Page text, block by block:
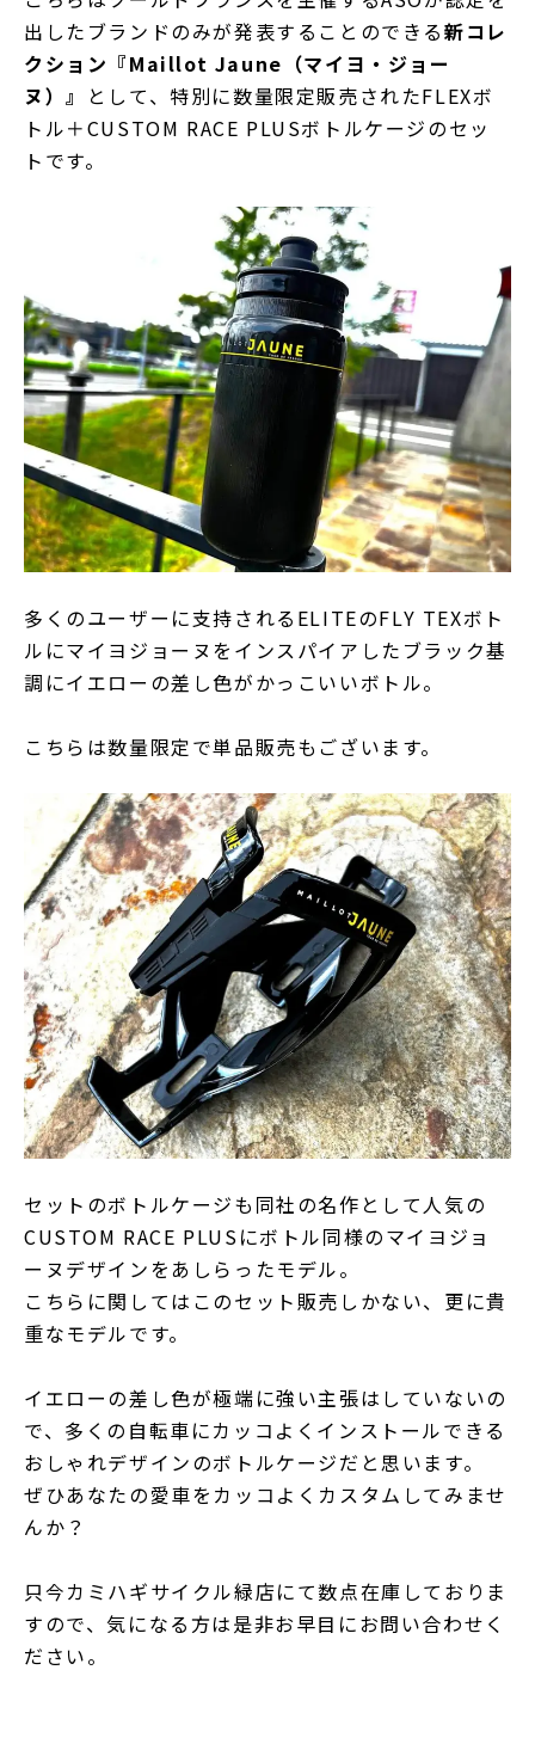
出したブランドのみが発表することのできる新コレ
クション『Maillot Jaune（マイヨ・ジョー
ヌ）』
として、特別に数量限定販売されたFLEXボ
トル＋CUSTOM RACE PLUSボトルケージのセッ
トです。
多くのユーザーに支持されるELITEのFLY TEXボト
ルにマイヨジョーヌをインスパイアしたブラック基
調にイエローの差し色がかっこいいボトル。
こちらは数量限定で単品販売もございます。
セットのボトルケージも同社の名作として人気の
CUSTOM RACE PLUSにボトル同様のマイヨジョ
ーヌデザインをあしらったモデル。
こちらに関してはこのセット販売しかない、更に貴
重なモデルです。
イエローの差し色が極端に強い主張はしていないの
で、多くの自転車にカッコよくインストールできる
おしゃれデザインのボトルケージだと思います。
ぜひあなたの愛車をカッコよくカスタムしてみませ
んか？
只今カミハギサイクル緑店にて数点在庫しておりま
すので、気になる方は是非お早目にお問い合わせく
ださい。